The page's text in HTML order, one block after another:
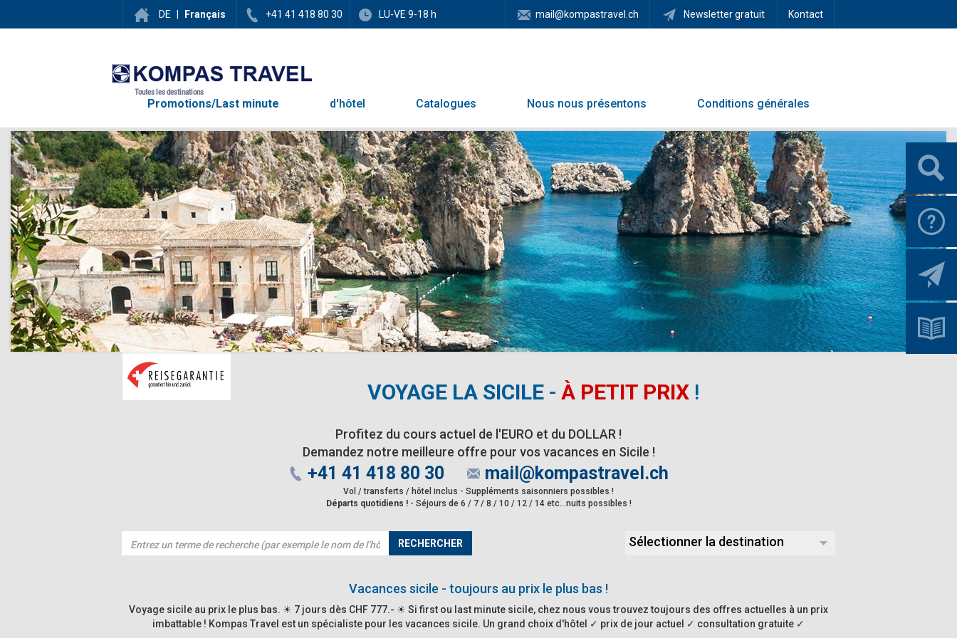
DE Français +41 41 418 80 30 LU-VE 9-18 h mail@kompastravel.ch Newsletter gratuit Kontact
Toutes les destinations
Promotions/Last minute d'hôtel Catalogues Nous nous présentons Conditions générales
VOYAGE LA SICILE- À PETIT PRIX!
Profitez du cours actuel de l'EURO et du DOLLAR !
Demandez notre meilleure offre pour vos vacances en Sicile !
+41 41 418 80 30 mail@kompastravel.ch
Vol / transferts / hôtel inclus - Suppléments saisonniers possibles !
Départs quotidiens !- Séjours de 6 / 7 / 8 / 10 / 12 / 14 etc...nuits possibles !
RECHERCHER Sélectionner la destination
Vacances sicile - toujours au prix le plus bas !
Voyage sicile au prix le plus bas. ☀ 7 jours dès CHF 777.- ☀ Si first ou last minute sicile, chez nous vous trouvez toujours des offres actuelles à un prix
imbattable ! Kompas Travel est un spécialiste pour les vacances sicile. Un grand choix d'hôtel ✓ prix de jour actuel ✓ consultation gratuite ✓